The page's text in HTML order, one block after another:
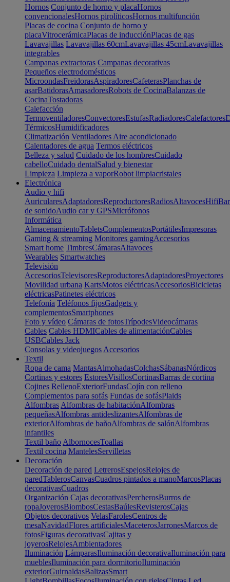
Hornos Conjunto de horno y placaHornos
convencionalesHornos pirolíticosHornos multifunción
Placas de cocina Conjunto de horno y
placaVitrocerámicaPlacas de inducciónPlacas de gas
Lavavajillas Lavavajillas 60cmLavavajillas 45cmLavavajillas
integrables
Campanas extractoras Campanas decorativas
Pequeños electrodomésticos
MicroondasFreidorasAspiradoresCafeterasPlanchas de
asarBatidorasAmasadoresRobots de CocinaBalanzas de
CocinaTostadoras
Calefacción
TermoventiladoresConvectoresEstufasRadiadoresCalefactores
TérmicosHumidificadores
Climatización Ventiladores Aire acondicionado
Calentadores de agua Termos eléctricos
Belleza y salud Cuidado de los hombresCuidado
cabelloCuidado dentalSalud y bienestar
Limpieza Limpieza a vaporRobot limpiacristales
Electrónica
Audio y hifi
AuricularesAdaptadoresReproductoresRadiosAltavocesHifi
de sonidoAudio car y GPSMicrófonos
Informática
AlmacenamientoTabletsComplementosPortátilesImpresoras
Gaming & streaming Monitores gamingAccesorios
Smart home TimbresCámarasAltavoces
Wearables Smartwatches
Televisión
AccesoriosTelevisoresReproductoresAdaptadoresProyectores
Movilidad urbana KartsMotos eléctricasAccesoriosBicicletas
eléctricasPatinetes eléctricos
Telefonía Teléfonos fijosGadgets y
complementosSmartphones
Foto y vídeo Cámaras de fotosTrípodesVideocámaras
Cables Cables HDMICables de alimentaciónCables
USBCables Jack
Consolas y videojuegos Accesorios
Textil
Ropa de cama MantasAlmohadasColchasSábanasNórdicos
Cortinas y estores EstoresVisillosCortinasBarras de cortina
Cojines RellenoExteriorFundasCojín con relleno
Complementos para sofás Fundas de sofásPlaids
Alfombras Alfombras de habitaciónAlfombras
pequeñasAlfombras antideslizantesAlfombras de
exteriorAlfombras de bañoAlfombras de salónAlfombras
infantiles
Textil baño AlbornocesToallas
Textil cocina MantelesServilletas
Decoración
Decoración de pared LetrerosEspejosRelojes de
paredTablerosCanvasCuadros pintados a manoMarcosPlacas
decorativasCuadros
Organización Cajas decorativasPercherosBurros de
ropaJoyerosBiombosCestasBaúlesRevisterosCajas
Objetos decorativos VelasFarolesCentros de
mesaNavidadFlores artificialesMaceterosJarronesMarcos de
fotosFiguras decorativasCajitas y
joyerosRelojesAmbientadores
Iluminación LámparasIluminación decorativaIluminación para
mueblesIluminación para dormitorioIluminación
exteriorGuirnaldasBalizasSmart